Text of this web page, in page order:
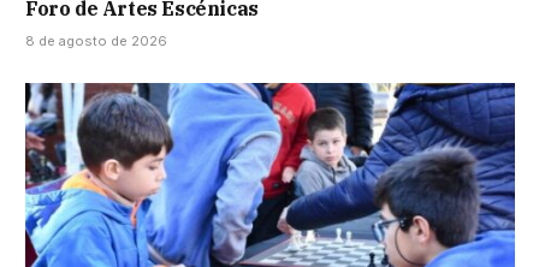
Foro de Artes Escénicas
8 de agosto de 2026